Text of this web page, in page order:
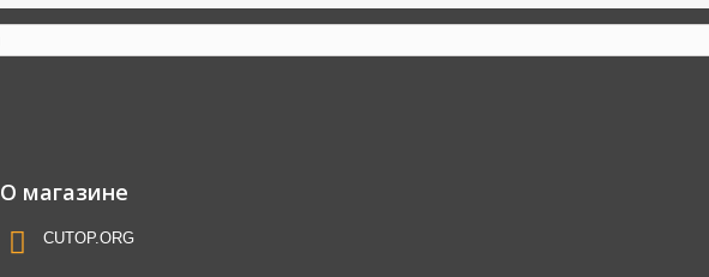
О магазине
CUTOP.ORG